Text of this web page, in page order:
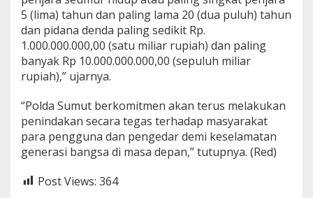
5 (lima) tahun dan paling lama 20 (dua puluh) tahun
dan pidana denda paling sedikit Rp.
1.000.000.000,00 (satu miliar rupiah) dan paling
banyak Rp 10.000.000.000,00 (sepuluh miliar
rupiah),” ujarnya.
“Polda Sumut berkomitmen akan terus melakukan
penindakan secara tegas terhadap masyarakat
para pengguna dan pengedar demi keselamatan
generasi bangsa di masa depan,” tutupnya. (Red)
Post Views: 364